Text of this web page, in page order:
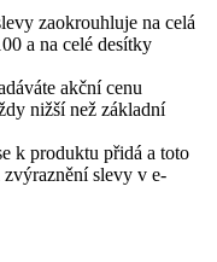
zaokrouhluje na celá
a na celé desítky
akční cenu
nižší než základní
k produktu přidá a toto
slevy v e-